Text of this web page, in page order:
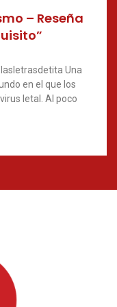
– Reseña
Una
en el que los
letal. Al poco